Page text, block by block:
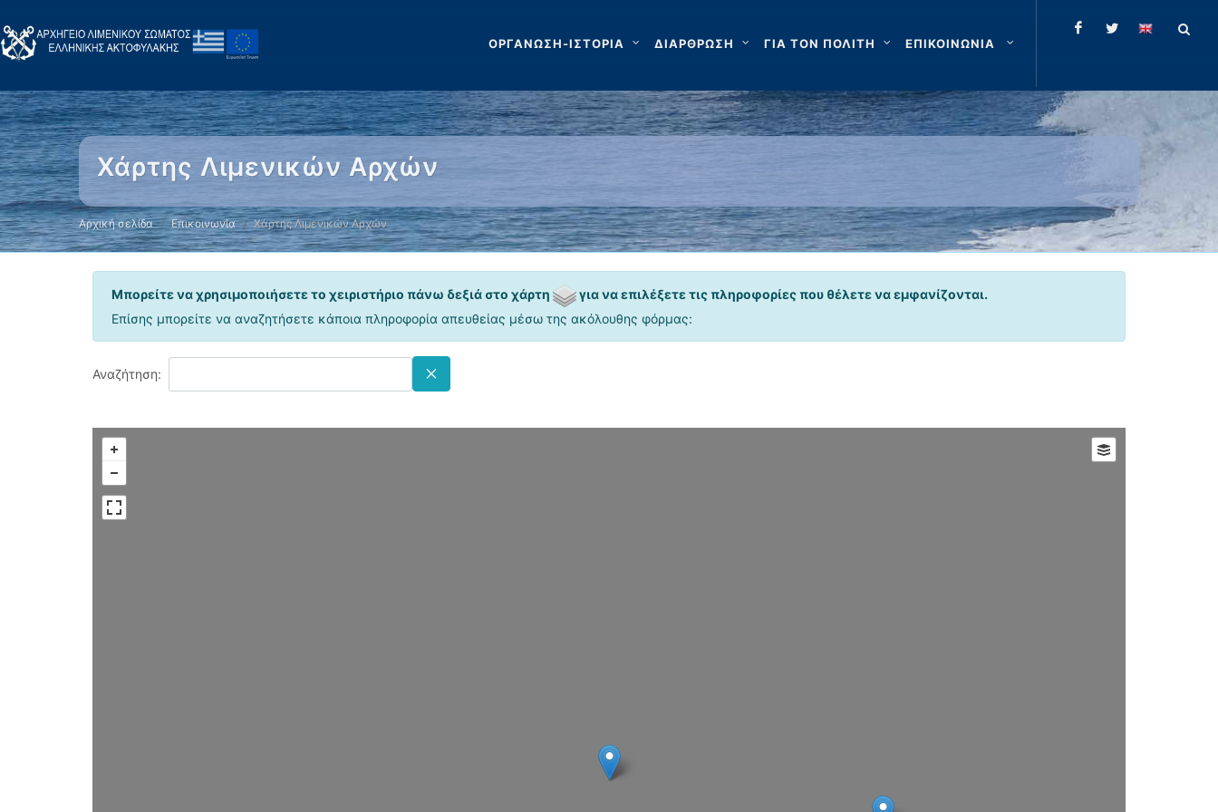
ΟΡΓΑΝΩΣΗ-ΙΣΤΟΡΙΑ ΔΙΑΡΘΡΩΣΗ ΓΙΑ ΤΟΝ ΠΟΛΙΤΗ ΕΠΙΚΟΙΝΩΝΙΑ
Χάρτης Λιμενικών Αρχών
Αρχική σελίδα Επικοινωνία Χάρτης Λιμενικών Αρχών
Μπορείτε να χρησιμοποιήσετε το χειριστήριο πάνω δεξιά στο χάρτη
για να επιλέξετε τις πληροφορίες που θέλετε να εμφανίζονται.
Επίσης μπορείτε να αναζητήσετε κάποια πληροφορία απευθείας μέσω της ακόλουθης φόρμας:
Αναζήτηση: